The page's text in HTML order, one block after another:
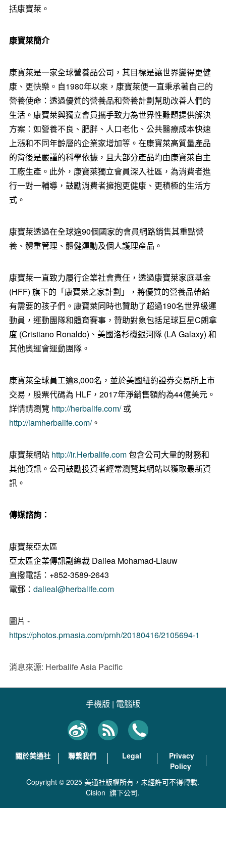
括康寶萊。
康寶萊簡介
康寶萊是一家全球營養品公司，其目標是讓世界變得更健
康、更快樂。自1980年以來，康寶萊便一直秉承著自己的
營養使命：透過優質的營養品和營養計劃幫助改善人們的
生活。康寶萊與獨立會員攜手致力為世界性難題提供解決
方案：如營養不良、肥胖、人口老化、公共醫療成本快速
上漲和不同年齡層的企業家增加等。在康寶萊高質量產品
的背後是嚴謹的科學依據，且大部分產品均由康寶萊自主
工廠生產。此外，康寶萊獨立會員深入社區，為消費者進
行一對一輔導，鼓勵消費者擁抱更健康、更積極的生活方
式。
康寶萊透過在全球逾90個國家的會員網路銷售其重點營
養、體重管理、體健運動及個人護理產品。
康寶萊一直致力履行企業社會責任，透過康寶萊家庭基金
(HFF) 旗下的「康寶萊之家計劃」，將優質的營養品帶給
有需要的孩子們。康寶萊同時也贊助了超過190名世界級運
動員，運動團隊和體育賽事，贊助對象包括足球巨星C朗拿
度 (Cristiano Ronaldo)、美國洛杉磯銀河隊 (LA Galaxy) 和
其他奧運會運動團隊。
康寶萊全球員工逾8,000名，並於美國紐約證券交易所上市
交易，股票代碼為 HLF，2017年淨銷售額約為44億美元。
詳情請瀏覽 http://herbalife.com/或
http://iamherbalife.com/。
康寶萊網站 http://ir.Herbalife.com包含公司大量的財務和
其他資訊。公司鼓勵投資者經常瀏覽其網站以獲取最新資
訊。
傳媒諮詢：
康寶萊亞太區
亞太區企業傳訊副總裁 Daliea Mohamad-Liauw
直撥電話：+852-3589-2643
電郵： dalieal@herbalife.com
圖片 -
https://photos.prnasia.com/prnh/20180416/2105694-1
消息來源: Herbalife Asia Pacific
手機版 | 電腦版
關於美通社 聯繫我們 Legal
Privacy
Policy
Copyright © 2025 美通社版權所有，未經許可不得轉載.
Cision 旗下公司.